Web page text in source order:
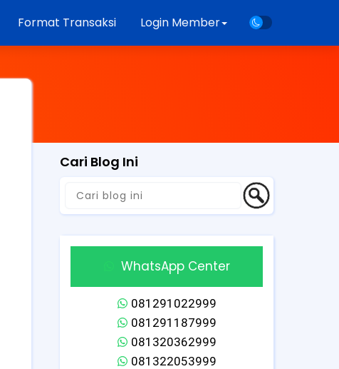
Format Transaksi Login Member
Cari Blog Ini
WhatsApp Center
081291022999
081291187999
081320362999
081322053999